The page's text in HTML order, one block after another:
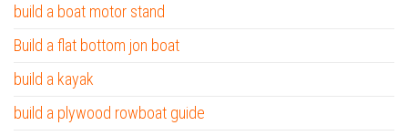
build a boat motor stand
Build a flat bottom jon boat
build a kayak
build a plywood rowboat guide